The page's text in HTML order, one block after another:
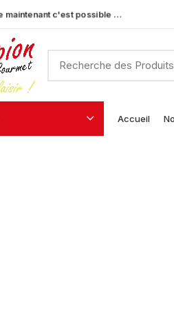
maintenant c'est possible …
Accueil